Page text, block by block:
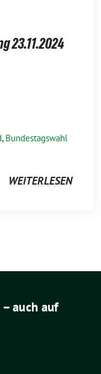
23.11.2024
, Bundestagswahl
WEITERLESEN
auch auf